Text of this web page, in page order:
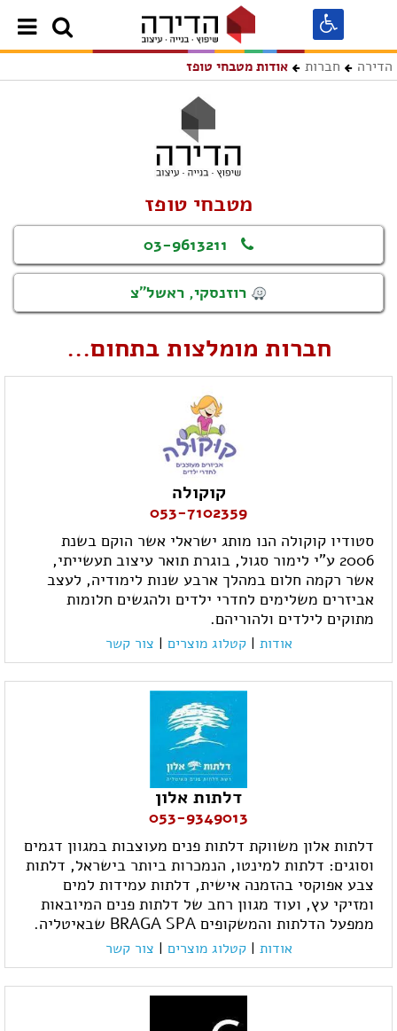
הדירה חברות אודות מטבחי טופז
מטבחי טופז
03-9613211
רוזנסקי, ראשל"צ
חברות מומלצות בתחום...
קוקולה
053-7102359
סטודיו קוקולה הנו מותג ישראלי אשר הוקם בשנת
2006 ע"י לימור סגול, בוגרת תואר עיצוב תעשייתי,
אשר רקמה חלום במהלך ארבע שנות לימודיה, לעצב
אביזרים משלימים לחדרי ילדים ולהגשים חלומות
מתוקים לילדים ולהוריהם.
אודות | קטלוג מוצרים | צור קשר
דלתות אלון
053-9349013
דלתות אלון משווקת דלתות פנים מעוצבות במגוון דגמים
וסוגים: דלתות למינטו, הנמכרות ביותר בישראל, דלתות
צבע אפוקסי בהזמנה אישית, דלתות עמידות למים
ומזיקי עץ, ועוד מגוון רחב של דלתות פנים המיובאות
ממפעל הדלתות והמשקופים BRAGA SPA שבאיטליה.
אודות | קטלוג מוצרים | צור קשר